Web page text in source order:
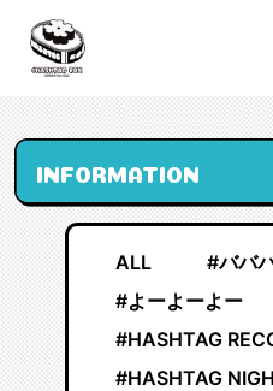
INFORMATION
ALL #ババ
#よーよーよー
#HASHTAG
#HASHTAG